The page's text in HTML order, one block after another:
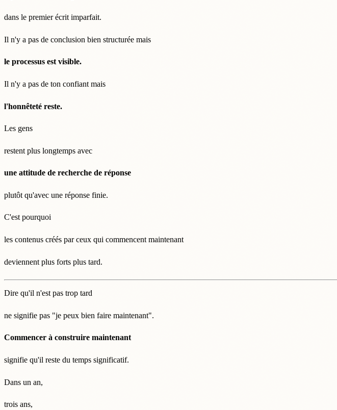
dans le premier écrit imparfait.
Il n'y a pas de conclusion bien structurée mais
le processus est visible.
Il n'y a pas de ton confiant mais
l'honnêteté reste.
Les gens
restent plus longtemps avec
une attitude de recherche de réponse
plutôt qu'avec une réponse finie.
C'est pourquoi
les contenus créés par ceux qui commencent maintenant
deviennent plus forts plus tard.
Dire qu'il n'est pas trop tard
ne signifie pas "je peux bien faire maintenant".
Commencer à construire maintenant
signifie qu'il reste du temps significatif.
Dans un an,
trois ans,